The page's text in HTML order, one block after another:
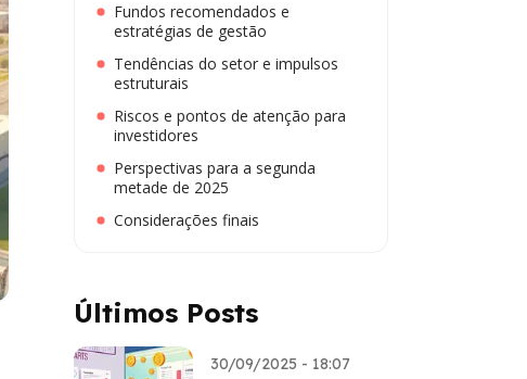
Fundos recomendados e
estratégias de gestão
Tendências do setor e impulsos
estruturais
Riscos e pontos de atenção para
investidores
Perspectivas para a segunda
metade de 2025
Considerações finais
Últimos Posts
30/09/2025 - 18:07